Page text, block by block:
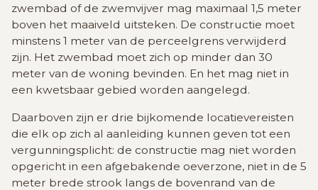
zwembad of de zwemvijver mag maximaal 1,5 meter
boven het maaiveld uitsteken. De constructie moet
minstens 1 meter van de perceelgrens verwijderd
zijn. Het zwembad moet zich op minder dan 30
meter van de woning bevinden. En het mag niet in
een kwetsbaar gebied worden aangelegd.
Daarboven zijn er drie bijkomende locatievereisten
die elk op zich al aanleiding kunnen geven tot een
vergunningsplicht: de constructie mag niet worden
opgericht in een afgebakende oeverzone, niet in de 5
meter brede strook langs de bovenrand van de